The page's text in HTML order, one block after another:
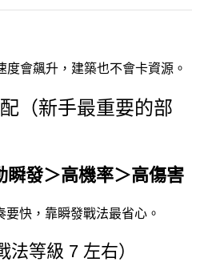
度會飆升，建築也不會卡資源。
（新手最重要的部
瞬發＞高機率＞高傷害
快，靠瞬發戰法最省心。
等級 7 左右）